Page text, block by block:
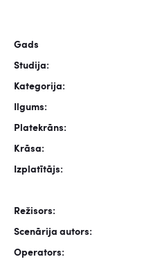
Gads
Studija:
Kategorija:
Ilgums:
Platekrāns:
Krāsa:
Izplatītājs:
Režisors:
Scenārija autors:
Operators: